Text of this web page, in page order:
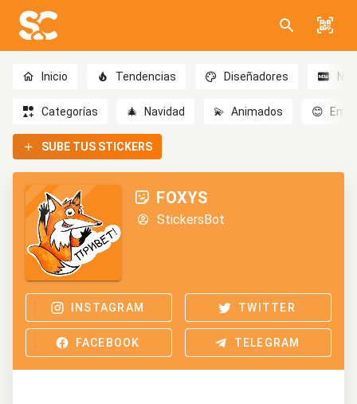
Inicio Tendencias Diseñadores
Categorías 🎄 Navidad 💫 Animados 😊
SUBE TUS STICKERS
FOXYS
StickersBot
INSTAGRAM TWITTER
FACEBOOK TELEGRAM